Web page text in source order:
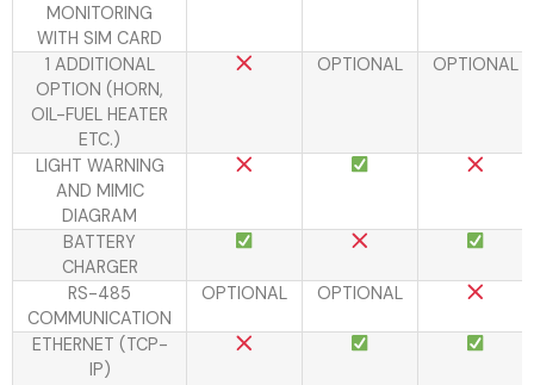
MONITORING
WITH SIM CARD
1 ADDITIONAL
OPTION (HORN,
OIL-FUEL HEATER
ETC.)
OPTIONAL OPTIONAL
LIGHT WARNING
AND MIMIC
DIAGRAM
BATTERY
CHARGER
RS-485
COMMUNICATION
OPTIONAL OPTIONAL
ETHERNET (TCP-
IP)